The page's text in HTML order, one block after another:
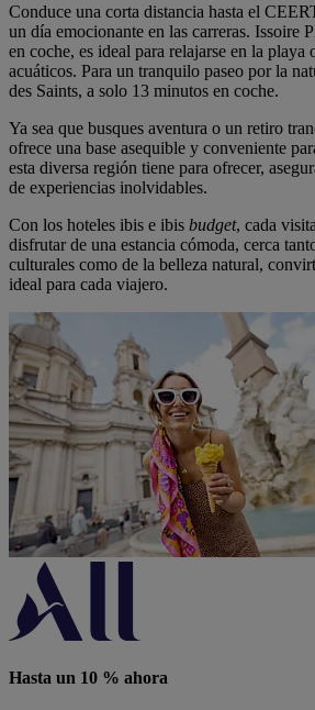
Conduce una corta distancia hasta el
un día emocionante en las carreras. Issoire
en coche, es ideal para relajarse en la playa
acuáticos. Para un tranquilo paseo por la
des Saints, a solo 13 minutos en coche.
Ya sea que busques aventura o un retiro
ofrece una base asequible y conveniente
esta diversa región tiene para ofrecer,
de experiencias inolvidables.
Con los hoteles ibis e ibis budget, cada
disfrutar de una estancia cómoda, cerca
culturales como de la belleza natural,
ideal para cada viajero.
Hasta un 10 % ahora